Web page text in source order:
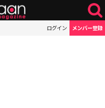
ログイン メンバー登録